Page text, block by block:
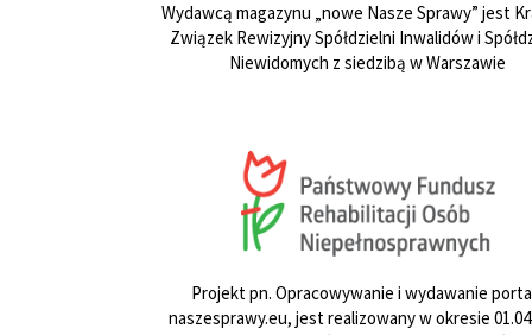
Wydawcą magazynu „nowe Nasze Sprawy” jest
Związek Rewizyjny Spółdzielni Inwalidów i
Niewidomych z siedzibą w Warszawie
Projekt pn. Opracowywanie i wydawanie
naszesprawy.eu, jest realizowany w okresie